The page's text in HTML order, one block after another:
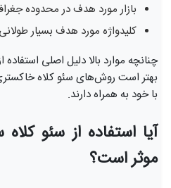
بازار مورد هدف در محدوده
کلیدواژه مورد هدف بسیار
چنانچه موارد بالا دلیل اصلی
بهتر است روش‌های سئو کلاه
با خود به همراه دارند.
آیا استفاده از سئو
موثر است؟